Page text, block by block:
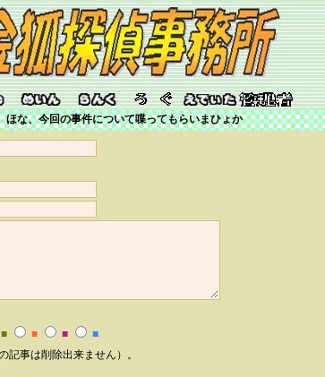
ほな、今回の事件について喋ってもらいまひょか
■ ■ ■
■
記事は削除出来ません）。